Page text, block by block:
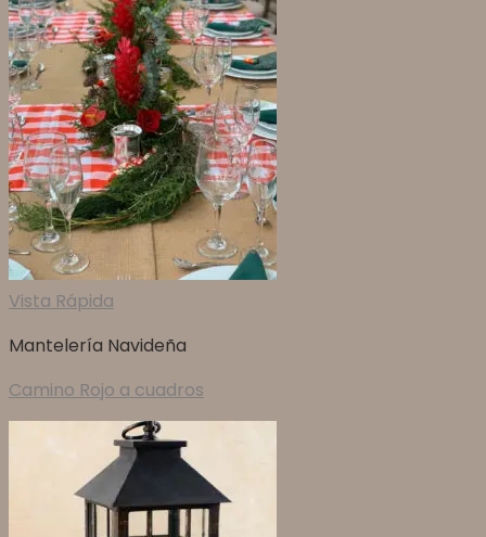
Vista Rápida
Mantelería Navideña
Camino Rojo a cuadros